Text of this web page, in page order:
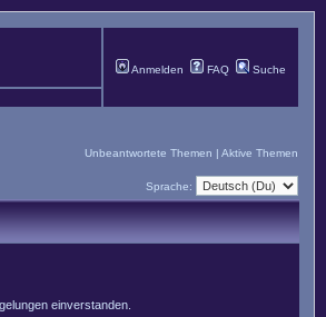
Anmelden FAQ Suche
Unbeantwortete Themen | Aktive Themen
Sprache:
einverstanden.